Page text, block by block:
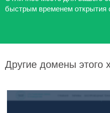
быстрым временем открытия
Другие домены этого